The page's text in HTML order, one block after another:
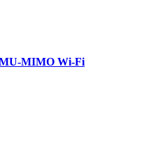
MIMO Wi-Fi